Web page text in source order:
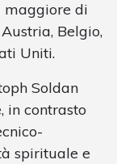
maggiore di
Belgio,
Uniti.
Soldan
in contrasto
spirituale e